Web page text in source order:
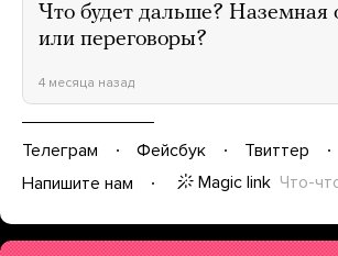
Что будет дальше? Наземная
или переговоры?
4 месяца назад
Телеграм Фейсбук Твиттер
Напишите нам
Magic link Что-